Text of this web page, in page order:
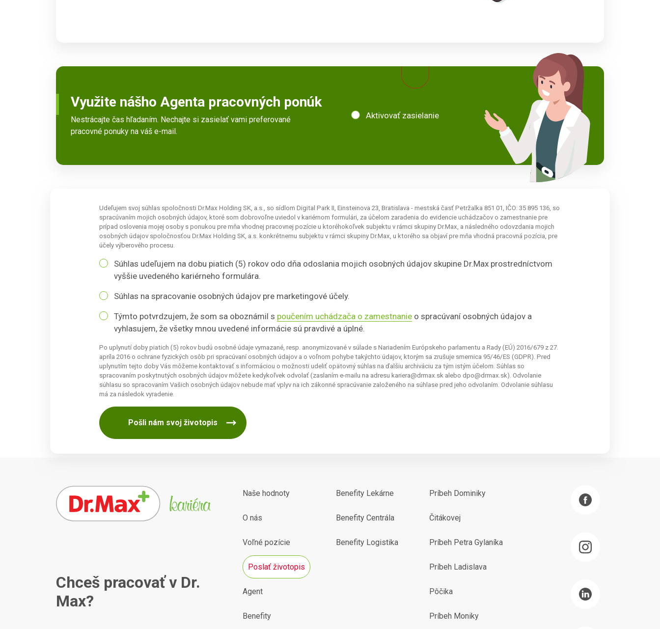
Využite nášho Agenta pracovných ponúk
Nestrácajte čas hľadaním. Nechajte si zasielať vami preferované
pracovné ponuky na váš e-mail.
Aktivovať zasielanie
Udeľujem svoj súhlas spoločnosti Dr.Max Holding SK, a.s., so sídlom Digital Park II, Einsteinova 23, Bratislava - mestská časť Petržalka 851 01, IČO: 35 895 136, so
spracúvaním mojich osobných údajov, ktoré som dobrovoľne uviedol v kariérnom formulári, za účelom zaradenia do evidencie uchádzačov o zamestnanie pre
prípad oslovenia mojej osoby s ponukou pre mňa vhodnej pracovnej pozície u ktoréhokoľvek subjektu v rámci skupiny Dr.Max, a následného odovzdania mojich
osobných údajov spoločnosťou Dr.Max Holding SK, a.s. konkrétnemu subjektu v rámci skupiny Dr.Max, u ktorého sa objaví pre mňa vhodná pracovná pozícia, pre
účely výberového procesu.
Súhlas udeľujem na dobu piatich (5) rokov odo dňa odoslania mojich osobných údajov skupine Dr.Max prostredníctvom
vyššie uvedeného kariérneho formulára.
Súhlas na spracovanie osobných údajov pre marketingové účely.
Týmto potvrdzujem, že som sa oboznámil s poučením uchádzača o zamestnanie o spracúvaní osobných údajov a
vyhlasujem, že všetky mnou uvedené informácie sú pravdivé a úplné.
Po uplynutí doby piatich (5) rokov budú osobné údaje vymazané, resp. anonymizované v súlade s Nariadením Európskeho parlamentu a Rady (EÚ) 2016/679 z 27.
apríla 2016 o ochrane fyzických osôb pri spracúvaní osobných údajov a o voľnom pohybe takýchto údajov, ktorým sa zrušuje smernica 95/46/ES (GDPR). Pred
uplynutím tejto doby Vás môžeme kontaktovať s informáciou o možnosti udeliť opätovný súhlas na ďalšiu archiváciu za tým istým účelom. Súhlas so
spracovaním poskytnutých osobných údajov môžete kedykoľvek odvolať (zaslaním e-mailu na adresu kariera@drmax.sk alebo dpo@drmax.sk). Odvolanie
súhlasu so spracovaním Vašich osobných údajov nebude mať vplyv na ich zákonné spracúvanie založeného na súhlase pred jeho odvolaním. Odvolanie súhlasu
má za následok vyradenie.
Pošli nám svoj životopis
Chceš pracovať v Dr.
Max?
Naše hodnoty
O nás
Voľné pozície
Poslať životopis
Agent
Benefity
Benefity Lekárne
Benefity Centrála
Benefity Logistika
Príbeh Dominiky
Čitákovej
Príbeh Petra Gylaníka
Príbeh Ladislava
Pôčika
Príbeh Moniky